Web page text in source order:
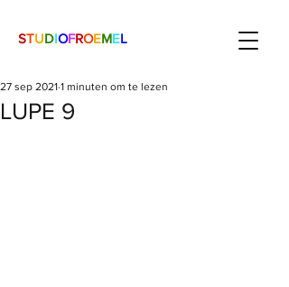
STUDIOFROEMEL
LUPE 9
27 sep 2021 1 minuten om te lezen